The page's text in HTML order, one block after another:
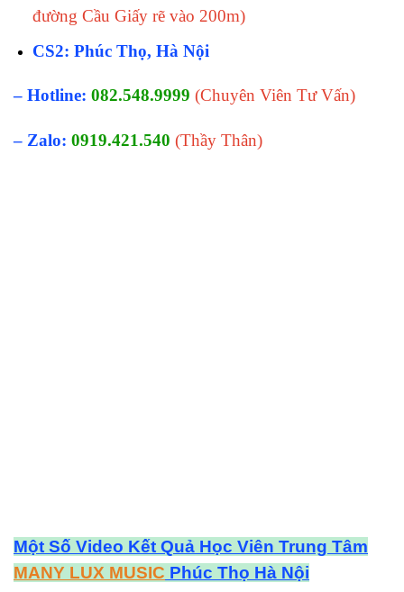
đường Cầu Giấy rẽ vào 200m)
CS2: Phúc Thọ, Hà Nội
– Hotline: 082.548.9999 (Chuyên Viên Tư Vấn)
– Zalo: 0919.421.540 (Thầy Thân)
Một Số Video Kết Quả Học Viên Trung Tâm
MANY LUX MUSIC Phúc Thọ Hà Nội